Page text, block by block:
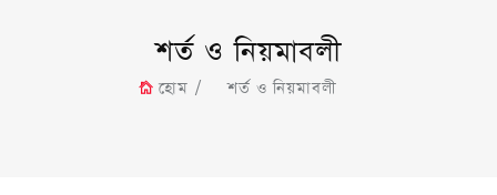
শর্ত ও নিয়মাবলী
হোম শর্ত ও নিয়মাবলী